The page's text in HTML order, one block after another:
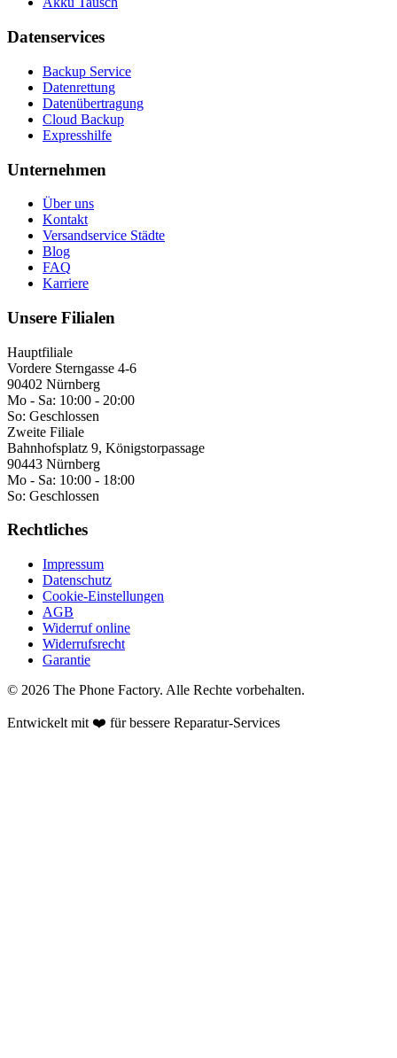
Datenservices
Backup Service
Datenrettung
Datenübertragung
Cloud Backup
Expresshilfe
Unternehmen
Über uns
Kontakt
Versandservice Städte
Blog
FAQ
Karriere
Unsere Filialen
Hauptfiliale
Vordere Sterngasse 4-6
90402 Nürnberg
Mo - Sa: 10:00 - 20:00
So: Geschlossen
Zweite Filiale
Bahnhofsplatz 9, Königstorpassage
90443 Nürnberg
Mo - Sa: 10:00 - 18:00
So: Geschlossen
Rechtliches
Impressum
Datenschutz
Cookie-Einstellungen
AGB
Widerruf online
Widerrufsrecht
Garantie
© 2026 The Phone Factory. Alle Rechte vorbehalten.
Entwickelt mit ❤️ für bessere Reparatur-Services